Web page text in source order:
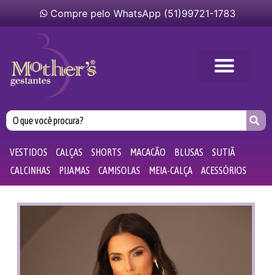
Compre pelo WhatsApp (51)99721-1783
VESTIDOS CALÇAS SHORTS MACACÃO BLUSAS
SUTIÃ
CALCINHAS
PIJAMAS CAMISOLAS MEIA-CALÇA ACESSÓRIOS